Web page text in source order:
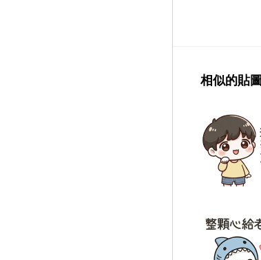
相似的貼圖